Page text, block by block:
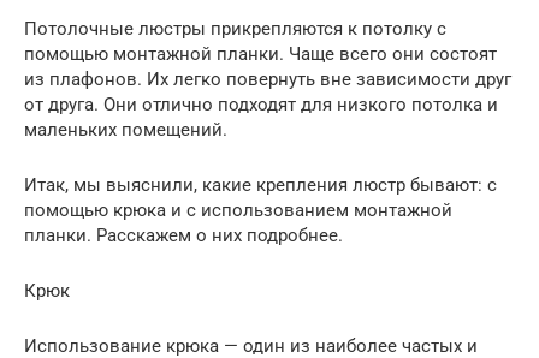
Потолочные люстры прикрепляются к потолку с
помощью монтажной планки. Чаще всего они состоят
из плафонов. Их легко повернуть вне зависимости друг
от друга. Они отлично подходят для низкого потолка и
маленьких помещений.
Итак, мы выяснили, какие крепления люстр бывают: с
помощью крюка и с использованием монтажной
планки. Расскажем о них подробнее.
Крюк
Использование крюка — один из наиболее частых и